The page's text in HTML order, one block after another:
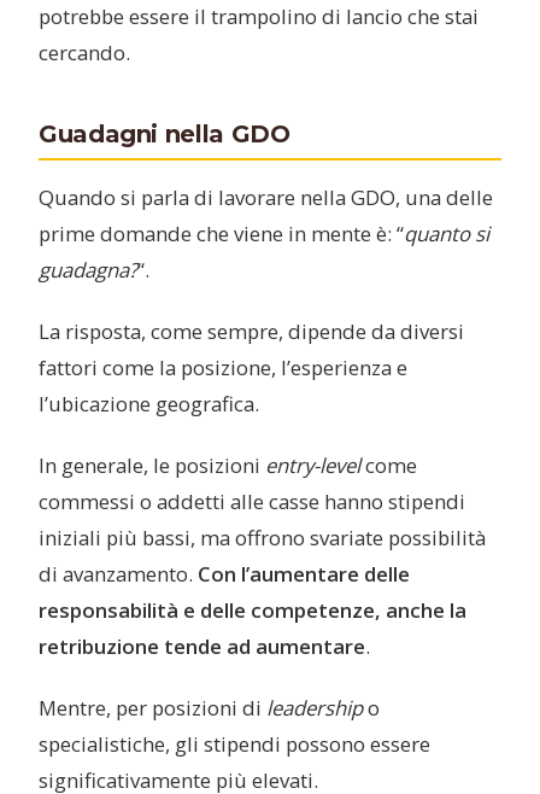
potrebbe essere il trampolino di lancio che stai
cercando.
Guadagni nella GDO
Quando si parla di lavorare nella GDO, una delle
prime domande che viene in mente è: “quanto si
guadagna?“.
La risposta, come sempre, dipende da diversi
fattori come la posizione, l’esperienza e
l’ubicazione geografica.
In generale, le posizioni entry-levelcome
commessi o addetti alle casse hanno stipendi
iniziali più bassi, ma offrono svariate possibilità
di avanzamento. Con l’aumentare delle
responsabilità e delle competenze, anche la
retribuzione tende ad aumentare.
Mentre, per posizioni di leadershipo
specialistiche, gli stipendi possono essere
significativamente più elevati.